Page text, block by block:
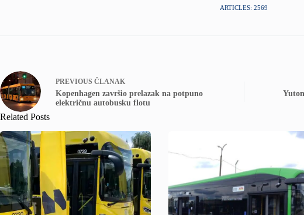
ARTICLES: 2569
PREVIOUS ČLANAK
Kopenhagen završio prelazak na potpuno
električnu autobusku flotu
Related Posts